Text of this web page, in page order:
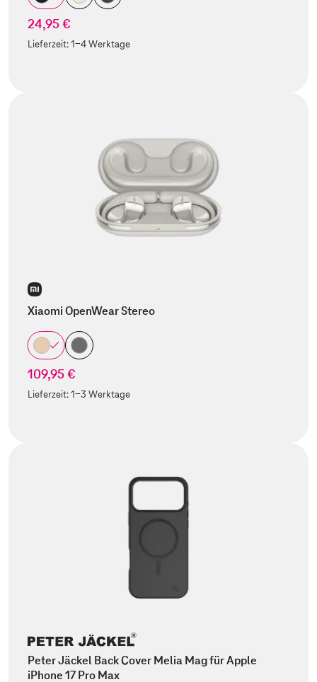
24,95 €
Lieferzeit:1-4 Werktage
Xiaomi OpenWear Stereo
109,95 €
Lieferzeit:1-3 Werktage
Peter Jäckel Back Cover Melia Mag für Apple
iPhone 17 Pro Max